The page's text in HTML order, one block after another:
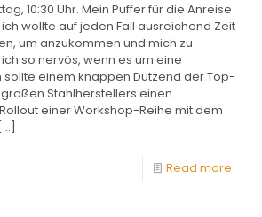
10:30 Uhr. Mein Puffer für die Anreise
wollte auf jeden Fall ausreichend Zeit
um anzukommen und mich zu
so nervös, wenn es um eine
sollte einem knappen Dutzend der Top-
Stahlherstellers einen
einer Workshop-Reihe mit dem
[…]
Read more